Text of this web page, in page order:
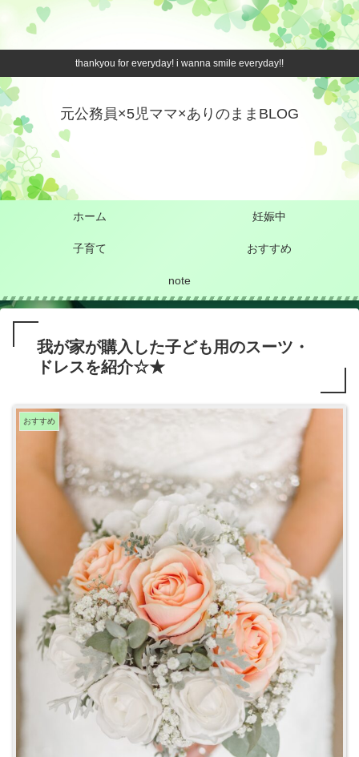
thankyou for everyday! i wanna smile everyday!!
元公務員×5児ママ×ありのままBLOG
ホーム 妊娠中
子育て おすすめ
note
我が家が購入した子ども用のスーツ・
ドレスを紹介☆★
おすすめ